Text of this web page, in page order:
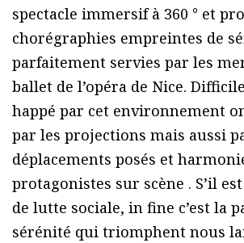
spectacle immersif à 360 ° et
chorégraphies empreintes de
parfaitement servies par les
ballet de l’opéra de Nice.
happé par cet environnement
par les projections mais aussi
déplacements posés et
protagonistes sur scène . S’il
de lutte sociale, in fine c’est la
sérénité qui triomphent nous